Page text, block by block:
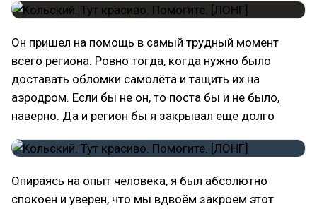
Он пришел на помощь в самый трудный момент
всего региона. Ровно тогда, когда нужно было
доставать обломки самолёта и тащить их на
аэродром. Если бы не он, то поста бы и не было,
наверно. Да и регион бы я закрывал еще долго
Опираясь на опыт человека, я был абсолютно
спокоен и уверен, что мы вдвоём закроем этот